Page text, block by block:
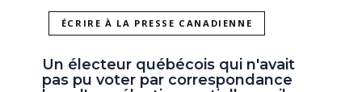
ÉCRIRE À LA PRESSE CANADIENNE
Un électeur québécois qui n'avait
pas pu voter par correspondance